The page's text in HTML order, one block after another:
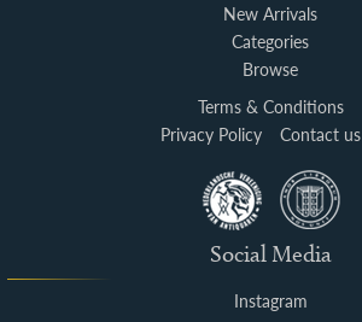
New Arrivals
Categories
Browse
Terms & Conditions
Privacy Policy
Contact us
Social Media
Instagram